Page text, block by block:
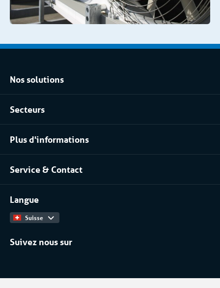
Nos solutions
Location climatisation réversible
Location chambres positives et négatives
Location pour les process industriels
Secteurs
Agroalimentaire
Pharma
Industrie chimique
Installateurs / Maintenanciers
Plus d'informations
À propos de nous
Notre équipe
Travailler chez
Catalogue Produits
Service & Contact
Contact
Langue
Suisse
Suivez nous sur